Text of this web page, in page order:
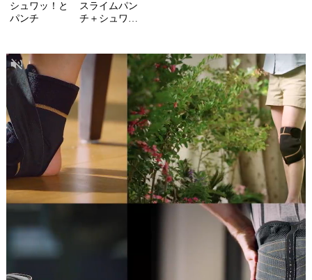
シュワッ！と
パンチ
スライムパン
チ＋シュワ